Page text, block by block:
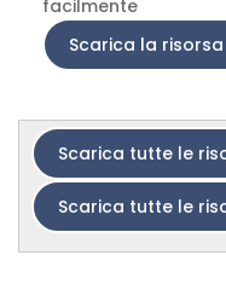
facilmente
Scarica la
Scarica tutte le
Scarica tutte le